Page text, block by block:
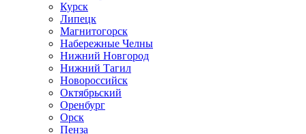
Курск
Липецк
Магнитогорск
Набережные Челны
Нижний Новгород
Нижний Тагил
Новороссийск
Октябрьский
Оренбург
Орск
Пенза